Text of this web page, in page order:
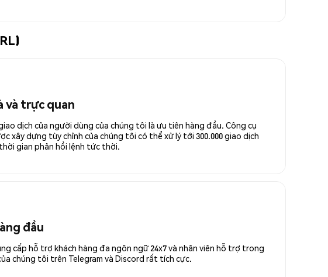
và trực quan
dịch của người dùng của chúng tôi là ưu tiên hàng đầu. Công cụ
xây dựng tùy chỉnh của chúng tôi có thể xử lý tới 300.000 giao dịch
gian phản hồi lệnh tức thời.
đầu
cấp hỗ trợ khách hàng đa ngôn ngữ 24x7 và nhân viên hỗ trợ trong
chúng tôi trên Telegram và Discord rất tích cực.